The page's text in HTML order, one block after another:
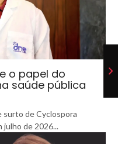
o papel do
saúde pública
surto de Cyclospora
julho de 2026...